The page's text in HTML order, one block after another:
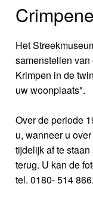
Het
samenstellen
Krimpen in de
uw woonplaats".
Over de periode
u, wanneer u
tijdelijk af te
terug. U kan de
tel. 0180- 514 866.